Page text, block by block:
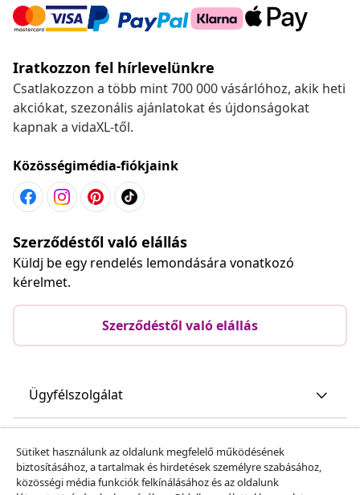
Iratkozzon fel hírlevelünkre
Csatlakozzon a több mint 700 000 vásárlóhoz, akik heti
akciókat, szezonális ajánlatokat és újdonságokat
kapnak a vidaXL-től.
Közösségimédia-fiókjaink
Szerződéstől való elállás
Küldj be egy rendelés lemondására vonatkozó
kérelmet.
Szerződéstől való elállás
Ügyfélszolgálat
vidaXL
Sütiket használunk az oldalunk megfelelő működésének
biztosításához, a tartalmak és hirdetések személyre szabásához,
közösségi média funkciók felkínálásához és az oldalunk